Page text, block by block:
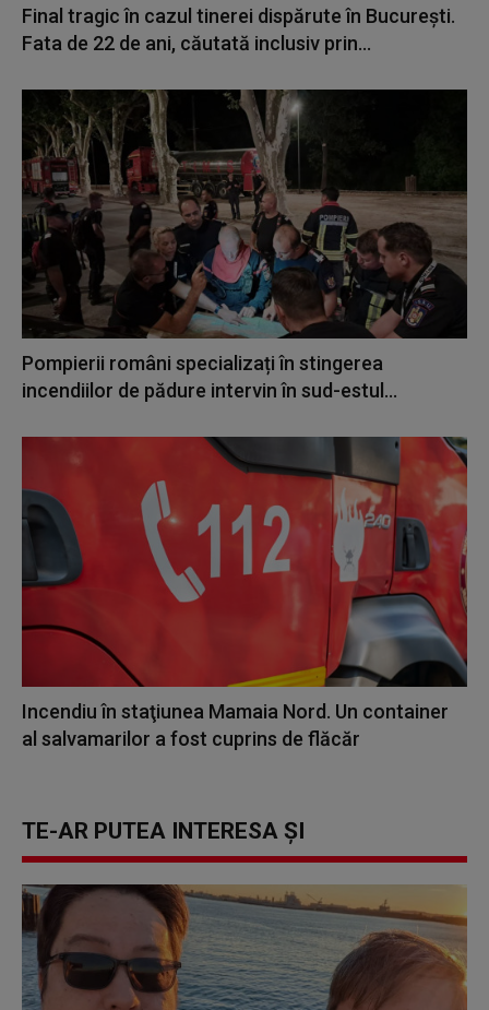
Final tragic în cazul tinerei dispărute în București.
Fata de 22 de ani, căutată inclusiv prin...
Pompierii români specializați în stingerea
incendiilor de pădure intervin în sud-estul...
Incendiu în staţiunea Mamaia Nord. Un container
al salvamarilor a fost cuprins de flăcăr
TE-AR PUTEA INTERESA ȘI